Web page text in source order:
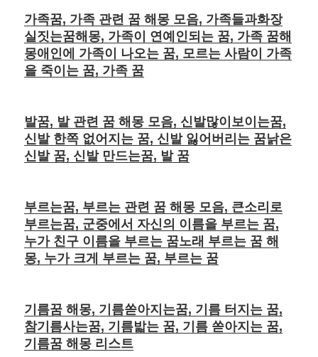
가족꿈, 가족 관련 꿈 해몽 모음, 가족들과화장
실짓는꿈해몽, 가족이 연예인되는 꿈, 가족 꿈해
몽애인에 가족이 나오는 꿈, 모르는 사람이 가족
을 죽이는 꿈, 가족 꿈
발꿈, 발 관련 꿈 해몽 모음, 신발많이보이는꿈,
신발 한쪽 없어지는 꿈, 신발 잃어버리는 꿈낡은
신발 꿈, 신발 만드는꿈, 발 꿈
부르는꿈, 부르는 관련 꿈 해몽 모음, 큰소리로
부르는꿈, 군중에서 자신의 이름을 부르는 꿈,
누가 친구 이름을 부르는 꿈노래 부르는 꿈 해
몽, 누가 크게 부르는 꿈, 부르는 꿈
기름꿈 해몽, 기름쏟아지는꿈, 기름 터지는 꿈,
참기름사는꿈, 기름밟는 꿈, 기름 쏟아지는 꿈,
기름꿈 해몽 리스트